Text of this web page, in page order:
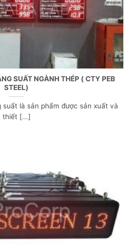
SUẤT NGÀNH THÉP ( CTY PEB
STEEL)
suất là sản phẩm được sản xuất và
thiết [...]